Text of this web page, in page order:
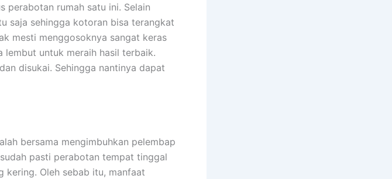
perabotan rumah satu ini. Selain
saja sehingga kotoran bisa terangkat
mesti menggosoknya sangat keras
lembut untuk meraih hasil terbaik.
disukai. Sehingga nantinya dapat
bersama mengimbuhkan pelembap
pasti perabotan tempat tinggal
kering. Oleh sebab itu, manfaat